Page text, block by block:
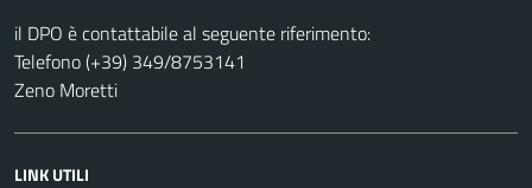
il DPO è contattabile al seguente riferimento:
Telefono (+39) 349/8753141
Zeno Moretti
LINK UTILI